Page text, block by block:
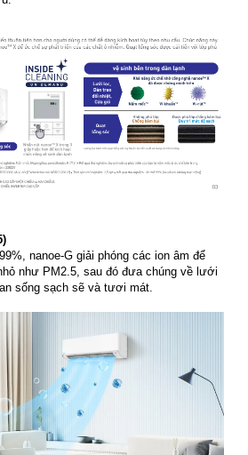
nanoe-G giải phóng các ion âm để
như PM2.5, sau đó đưa chúng về lưới
sống sạch sẽ và tươi mát.